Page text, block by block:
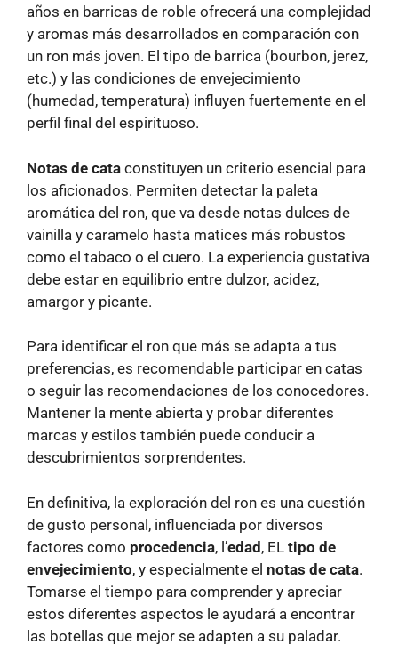
años en barricas de roble ofrecerá una complejidad
y aromas más desarrollados en comparación con
un ron más joven. El tipo de barrica (bourbon, jerez,
etc.) y las condiciones de envejecimiento
(humedad, temperatura) influyen fuertemente en el
perfil final del espirituoso.
Notas de cata constituyen un criterio esencial para
los aficionados. Permiten detectar la paleta
aromática del ron, que va desde notas dulces de
vainilla y caramelo hasta matices más robustos
como el tabaco o el cuero. La experiencia gustativa
debe estar en equilibrio entre dulzor, acidez,
amargor y picante.
Para identificar el ron que más se adapta a tus
preferencias, es recomendable participar en catas
o seguir las recomendaciones de los conocedores.
Mantener la mente abierta y probar diferentes
marcas y estilos también puede conducir a
descubrimientos sorprendentes.
En definitiva, la exploración del ron es una cuestión
de gusto personal, influenciada por diversos
factores como procedencia, l’edad, EL tipo de
envejecimiento, y especialmente el notas de cata.
Tomarse el tiempo para comprender y apreciar
estos diferentes aspectos le ayudará a encontrar
las botellas que mejor se adapten a su paladar.